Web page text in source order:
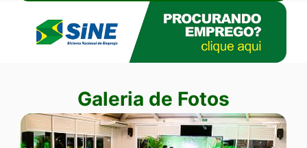
Seção Galeria de Fotos
Galeria de Fotos